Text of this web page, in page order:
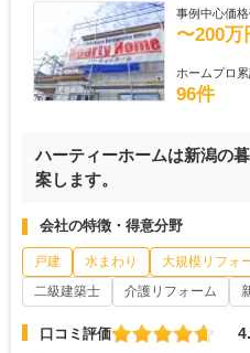
事例中心価
〜200万
ホームプロ
96件
ハーティーホームは新潟の
案します。
会社の特徴・得意分野
戸建 水まわり 大規模リフォ
二級建築士
介護リフォーム
口コミ評価